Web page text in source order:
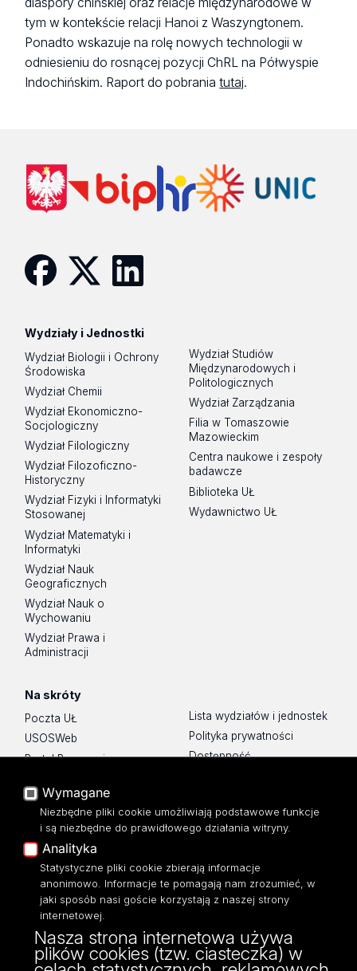
tym w kontekście relacji Hanoi z Waszyngtonem.
Ponadto wskazuje na rolę nowych technologii w
odniesieniu do rosnącej pozycji ChRL na Półwyspie
Indochińskim. Raport do pobraniatutaj.
Wydziały i Jednostki
Wydział Biologii i Ochrony
Środowiska
Wydział Chemii
Wydział Ekonomiczno-
Socjologiczny
Wydział Filologiczny
Wydział Filozoficzno-
Historyczny
Wydział Fizyki i Informatyki
Stosowanej
Wydział Matematyki i
Informatyki
Wydział Nauk
Geograficznych
Wydział Nauk o
Wychowaniu
Wydział Prawa i
Administracji
Wydział Studiów
Międzynarodowych i
Politologicznych
Wydział Zarządzania
Filia w Tomaszowie
Mazowieckim
Centra naukowe i zespoły
badawcze
Biblioteka UŁ
Wydawnictwo UŁ
Na skróty
Poczta UŁ
USOSWeb
Portal Pracowniczy
Platforma e-learningowa
Moodle
Eksperci UŁ
Polityka Prywatności
Dostępność
Lista wydziałów i jednostek
Polityka prywatności
Dostępność
ul. Franciszkańska 1/5 (pok. 205)
Wymagane
Niezbędne pliki cookie umożliwiają podstawowe funkcje
i są niezbędne do prawidłowego działania witryny.
Analityka
Statystyczne pliki cookie zbierają informacje
anonimowo. Informacje te pomagają nam zrozumieć, w
jaki sposób nasi goście korzystają z naszej strony
internetowej.
Nasza strona internetowa używa
plików cookies (tzw. ciasteczka) w